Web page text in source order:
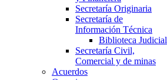
Secretaría Originaria
Secretaría de
Información Técnica
Biblioteca Judicial
Secretaría Civil,
Comercial y de minas
Acuerdos